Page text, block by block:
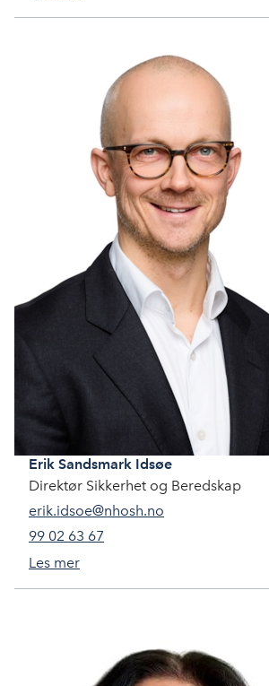
Erik Sandsmark Idsøe
Direktør Sikkerhet og Beredskap
erik.idsoe@nhosh.no
99 02 63 67
Les mer